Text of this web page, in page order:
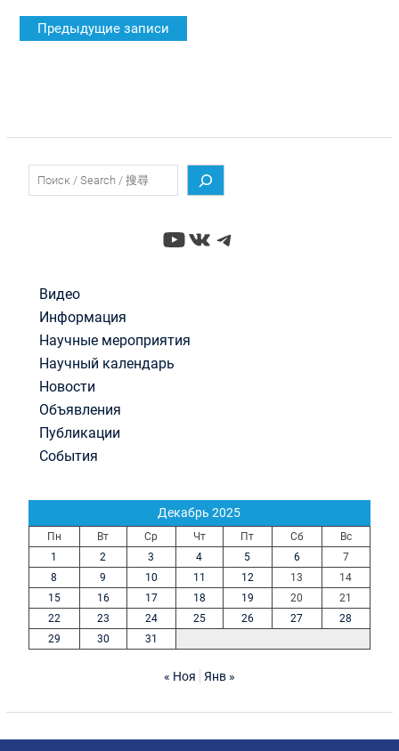
Навигация
поПредыдущие записи
YouTube
ВКонтакте
Telegram
Видео
Информация
Научные мероприятия
Научный календарь
Новости
Объявления
Публикации
События
Декабрь 2025
Пн Вт Ср Чт Пт Сб
Вс
1
2 3 4 5 6
7
8
9 10 11 12 13
14
15
16 17 18 19 20
21
22
23 24 25 26 27
28
29
30 31
« Ноя Янв »